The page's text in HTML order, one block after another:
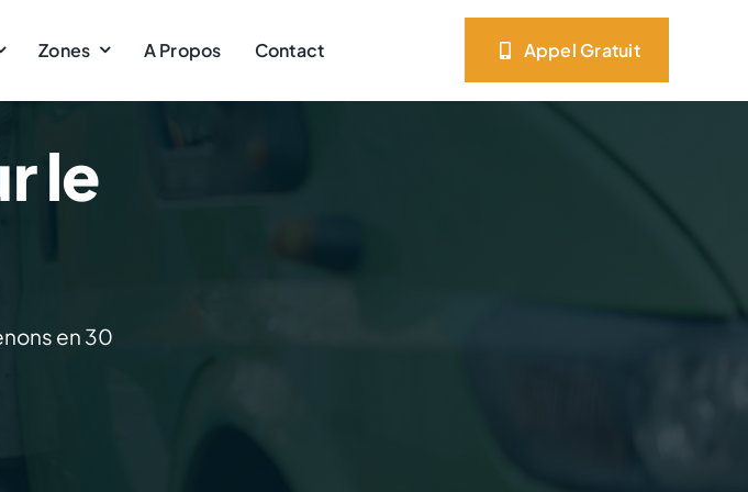
Zones A Propos Contact Appel Gratuit
le
en 30